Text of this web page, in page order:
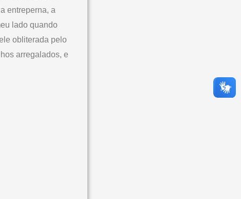
entreperna, a
lado quando
obliterada pelo
arregalados, e